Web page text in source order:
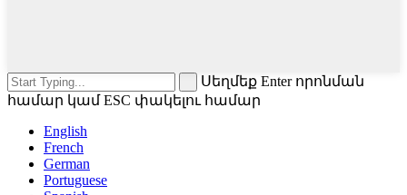
Սեղմեք Enter որոնման
համար կամ ESC փակելու համար
English
French
German
Portuguese